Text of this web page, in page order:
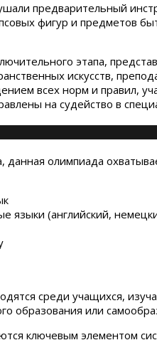
предварительный
фигур и предметов
этапа,
искусств,
всех норм и правил,
на судейство в
олимпиада
языки (английский,
среди учащихся,
образования или
ключевым элементом